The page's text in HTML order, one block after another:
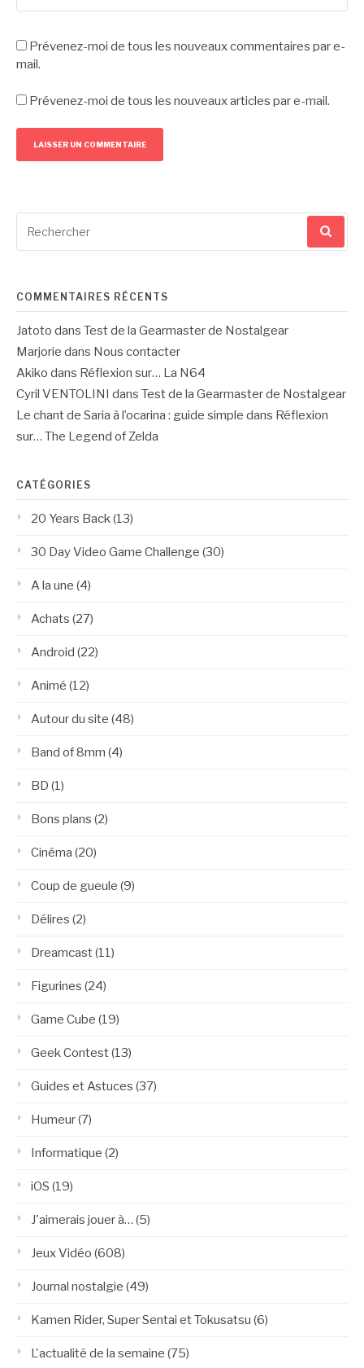
Prévenez-moi de tous les nouveaux commentaires par e-
mail.
Prévenez-moi de tous les nouveaux articles par e-mail.
pour
COMMENTAIRES RÉCENTS
Jatoto dans Test de la Gearmaster de Nostalgear
Marjorie dans Nous contacter
Akiko dans Réflexion sur… La N64
Cyril VENTOLINI dans Test de la Gearmaster de Nostalgear
Le chant de Saria à l’ocarina : guide simple dans Réflexion
sur… The Legend of Zelda
CATÉGORIES
20 Years Back(13)
30 Day Video Game Challenge (30)
A la une (4)
Achats (27)
Android (22)
Animé (12)
Autour du site (48)
Band of 8mm (4)
BD (1)
Bons plans (2)
Cinéma (20)
Coup de gueule (9)
Délires (2)
Dreamcast(11)
Figurines (24)
Game Cube (19)
Geek Contest(13)
Guides et Astuces (37)
Humeur(7)
Informatique (2)
iOS (19)
J'aimerais jouer à… (5)
Jeux Vidéo (608)
Journal nostalgie (49)
Kamen Rider, Super Sentai et Tokusatsu (6)
L'actualité de la semaine (75)